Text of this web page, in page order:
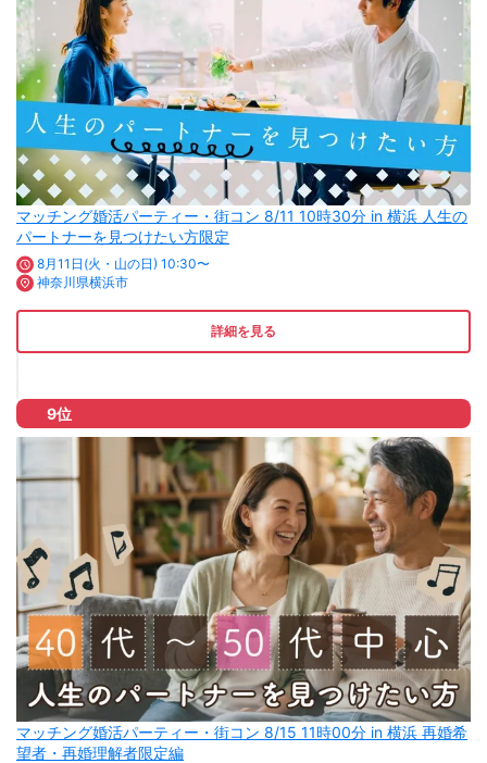
マッチング婚活パーティー・街コン 8/11 10時30分 in 横浜 人生の
パートナーを見つけたい方限定
8月11日(火・山の日) 10:30〜
神奈川県横浜市
詳細を見る
9位
マッチング婚活パーティー・街コン 8/15 11時00分 in 横浜 再婚希
望者・再婚理解者限定編